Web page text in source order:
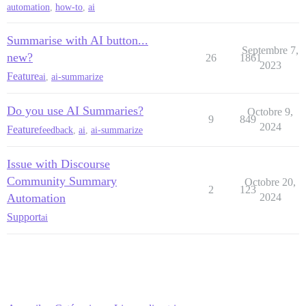
automation, how-to, ai
Summarise with AI button...
new?
Featureai ai-summarize
26 1861
Septembre 7,
2023
Do you use AI Summaries?
Featurefeedback ai ai-summarize
9 849
Octobre 9,
2024
Issue with Discourse
Community Summary
Automation
Supportai
2 123
Octobre 20,
2024